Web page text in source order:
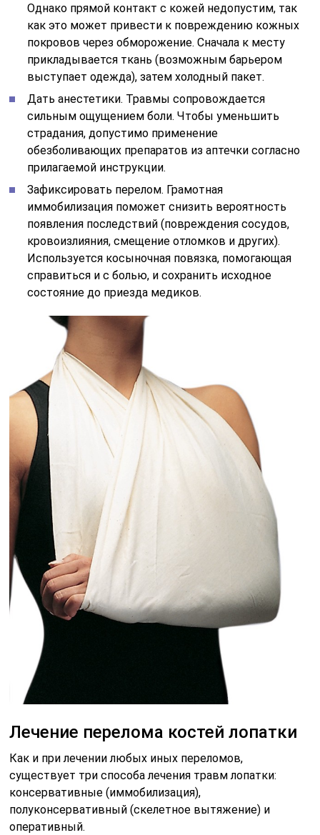
Однако прямой контакт с кожей недопустим, так
как это может привести к повреждению кожных
покровов через обморожение. Сначала к месту
прикладывается ткань (возможным барьером
выступает одежда), затем холодный пакет.
Дать анестетики. Травмы сопровождается
сильным ощущением боли. Чтобы уменьшить
страдания, допустимо применение
обезболивающих препаратов из аптечки согласно
прилагаемой инструкции.
Зафиксировать перелом. Грамотная
иммобилизация поможет снизить вероятность
появления последствий (повреждения сосудов,
кровоизлияния, смещение отломков и других).
Используется косыночная повязка, помогающая
справиться и с болью, и сохранить исходное
состояние до приезда медиков.
Лечение перелома костей лопатки
Как и при лечении любых иных переломов,
существует три способа лечения травм лопатки:
консервативные (иммобилизация),
полуконсервативный (скелетное вытяжение) и
оперативный.